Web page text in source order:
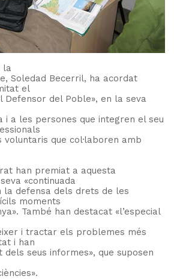
la
Soledad Becerril, ha acordat
el
Defensor del Poble», en la seva
i a les persones que integren el seu
que col·laboren amb
han premiat a aquesta
«continuada
la defensa dels drets de les
moments
També han destacat «l’especial
i tractar els problemes més
i han
seus informes», que suposen